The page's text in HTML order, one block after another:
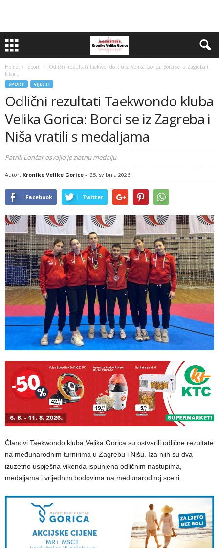
Home Sport
Odlični rezultati Taekwondo kluba Velika Gorica: Borci se iz Zagreba i
Niša...
SPORT VIJESTI
Odlični rezultati Taekwondo kluba
Velika Gorica: Borci se iz Zagreba i
Niša vratili s medaljama
Patrik Lončar osvojio je zlatnu medalju
Autor: Kronike Velike Gorice - 25. svibnja 2026
Facebook Twitter
Članovi Taekwondo kluba Velika Gorica su ostvarili odlične rezultate
na međunarodnim turnirima u Zagrebu i Nišu. Iza njih su dva
izuzetno uspješna vikenda ispunjena odličnim nastupima,
medaljama i vrijednim bodovima na međunarodnoj sceni.